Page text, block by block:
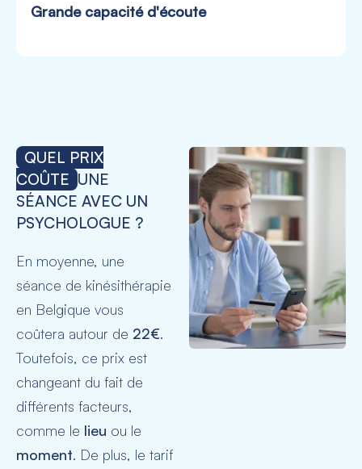
Grande capacité d'écoute
QUEL PRIX
COÛTE UNE
SÉANCE AVEC UN
PSYCHOLOGUE ?
En moyenne, une
séance de kinésithérapie
en Belgique vous
coûtera autour de 22€.
Toutefois, ce prix est
changeant du fait de
différents facteurs,
comme le lieu ou le
moment. De plus, le tarif